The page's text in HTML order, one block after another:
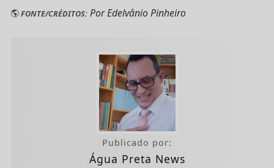
FONTE/CRÉDITOS:Por Edelvânio Pinheiro
Publicado por:
Água Preta News